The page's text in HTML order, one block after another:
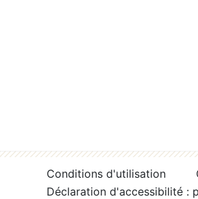
Conditions d'utilisation
Déclaration d'accessibilité :